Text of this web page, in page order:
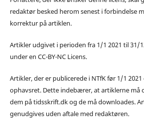
redaktør besked herom senest i forbindelse
korrektur på artiklen.
Artikler udgivet i perioden fra 1/1 2021 til 31/
under en CC-BY-NC Licens.
Artikler, der er publicerede i NTfK før 1/1
ophavsret. Dette indebærer, at artiklerne må
dem på tidsskrift.dk og de må downloades.
genudgives uden aftale med redaktøren.